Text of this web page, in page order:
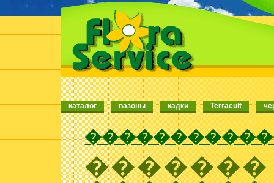
каталог вазоны кадки Terracult
�������